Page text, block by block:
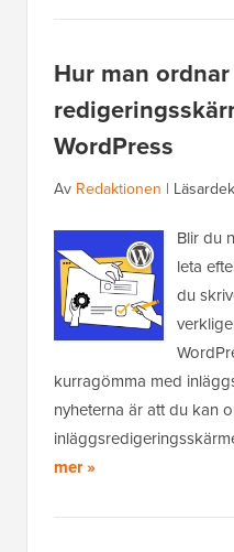
Hur man
WordPress
Av Redaktionen |
Blir du
leta
du
kurragömma med
nyheterna är att du kan
mer »